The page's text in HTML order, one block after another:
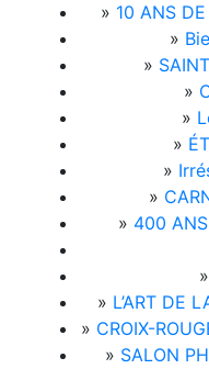
» 10 ANS
»
»
»
»
»
»
»
» 400
»
» L’ART DE
» CROIX-
» SALON